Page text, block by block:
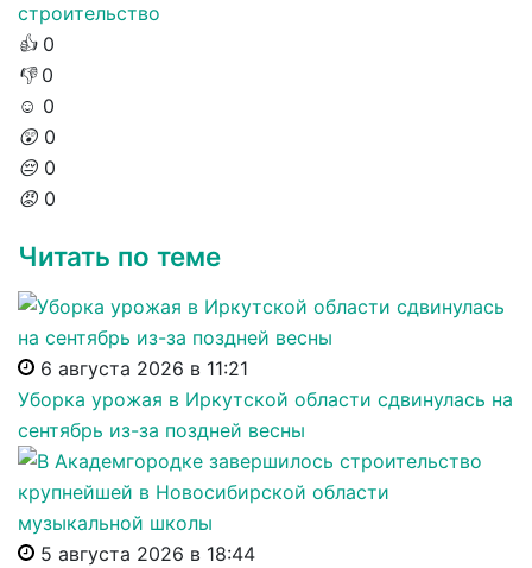
строительство
👍 0
👎 0
☺️ 0
😲 0
😔 0
😡 0
Читать по теме
6 августа 2026 в 11:21
Уборка урожая в Иркутской области сдвинулась на
сентябрь из-за поздней весны
5 августа 2026 в 18:44